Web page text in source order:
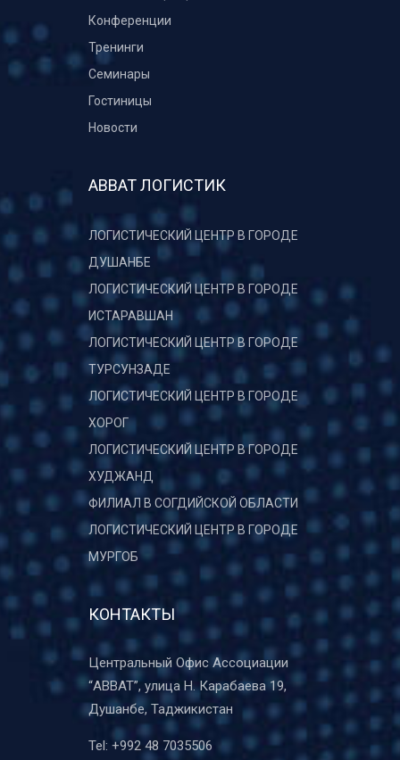
Конференции
Тренинги
Семинары
Гостиницы
Новости
АВВАТ ЛОГИСТИК
ЛОГИСТИЧЕСКИЙ ЦЕНТР В ГОРОДЕ
ДУШАНБЕ
ЛОГИСТИЧЕСКИЙ ЦЕНТР В ГОРОДЕ
ИСТАРАВШАН
ЛОГИСТИЧЕСКИЙ ЦЕНТР В ГОРОДЕ
ТУРСУНЗАДЕ
ЛОГИСТИЧЕСКИЙ ЦЕНТР В ГОРОДЕ
ХОРОГ
ЛОГИСТИЧЕСКИЙ ЦЕНТР В ГОРОДЕ
ХУДЖАНД
ФИЛИАЛ В СОГДИЙСКОЙ ОБЛАСТИ
ЛОГИСТИЧЕСКИЙ ЦЕНТР В ГОРОДЕ
МУРГОБ
КОНТАКТЫ
Центральный Офис Ассоциации
“ABBAT”, улица Н. Карабаева 19,
Душанбе, Таджикистан
Tel: +992 48 7035506